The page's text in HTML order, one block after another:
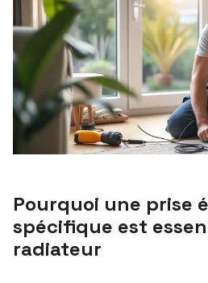
Pourquoi une prise
spécifique est
radiateur